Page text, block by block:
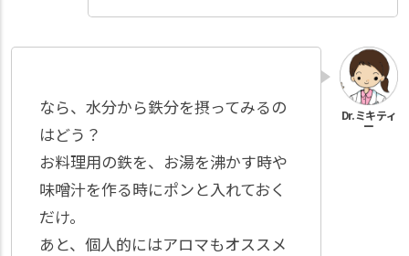
なら、水分から鉄分を摂ってみるの
はどう？
お料理用の鉄を、お湯を沸かす時や
味噌汁を作る時にポンと入れておく
だけ。
あと、個人的にはアロマもオススメ